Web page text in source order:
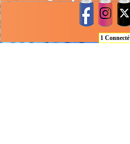
1 Connecté